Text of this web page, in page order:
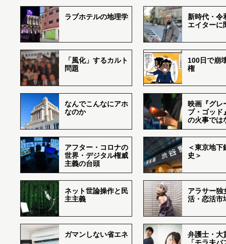
ラブホテルの地理学
新時代・令
エイターに
「風化」するカルト
問題
100日で崩
権
なんでこんなにアホ
なのか
映画『グレ
ブ・ゴッド
の火事では
アフター・コロナの
世界・デジタル権威
主義の台頭
＜東京地下
史＞
ネット世論操作と民
主主義
アラサー独
活・恋活市
ガマンしない省エネ
弁護士・大